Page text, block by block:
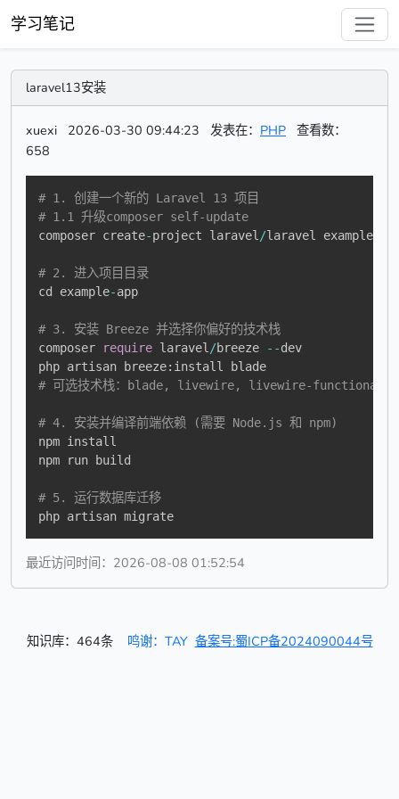
学习笔记
laravel13安装
xuexi 2026-03-30 09:44:23 发表在： PHP 查看数：
658
# 1. 创建一个新的 Laravel 13 项目
# 1.1 升级composer self-update
composer create-project laravel /laravel example
# 2. 进入项目目录
cd example-app
# 3. 安装 Breeze 并选择你偏好的技术栈
composer
require laravel /breeze --dev
php artisan breeze:
# 可选技术栈：blade, livewire, livewire-functional,
# 4. 安装并编译前端依赖 (需要 Node.js 和 npm)
npm install
npm run build
# 5. 运行数据库迁移
php artisan migrate
最近访问时间：2026-08-08 01:52:54
知识库：464条 鸣谢：TAY 备案号:蜀ICP备2024090044号